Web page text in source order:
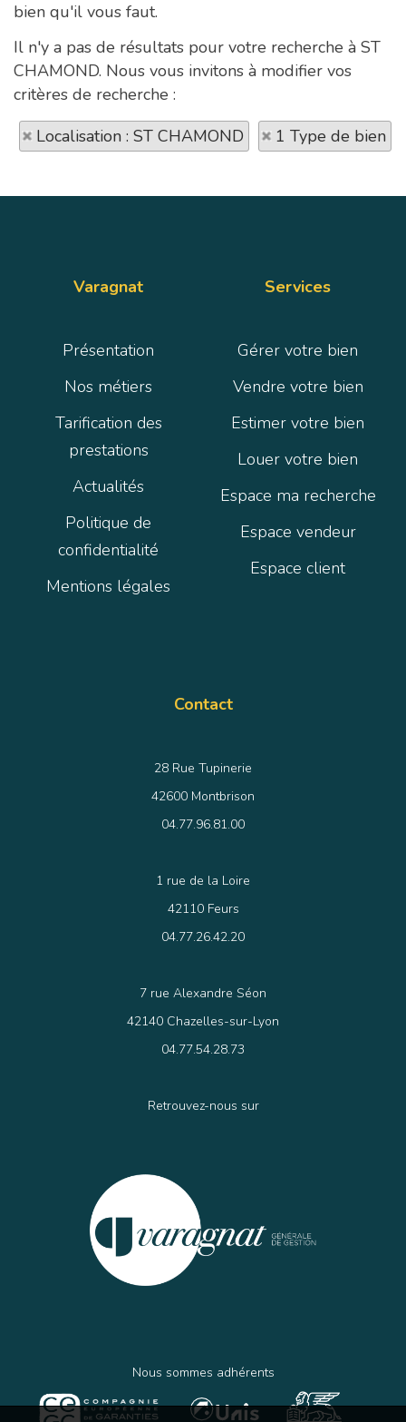
bien qu'il vous faut.
Il n'y a pas de résultats pour votre recherche à ST
CHAMOND. Nous vous invitons à modifier vos
critères de recherche :
Localisation : ST CHAMOND
1 Type de bien
Varagnat
Présentation
Nos métiers
Tarification des
prestations
Actualités
Politique de
confidentialité
Mentions légales
Services
Gérer votre bien
Vendre votre bien
Estimer votre bien
Louer votre bien
Espace ma recherche
Espace vendeur
Espace client
Contact
28 Rue Tupinerie
42600 Montbrison
04.77.96.81.00
1 rue de la Loire
42110 Feurs
04.77.26.42.20
7 rue Alexandre Séon
42140 Chazelles-sur-Lyon
04.77.54.28.73
Retrouvez-nous sur
Nous sommes adhérents